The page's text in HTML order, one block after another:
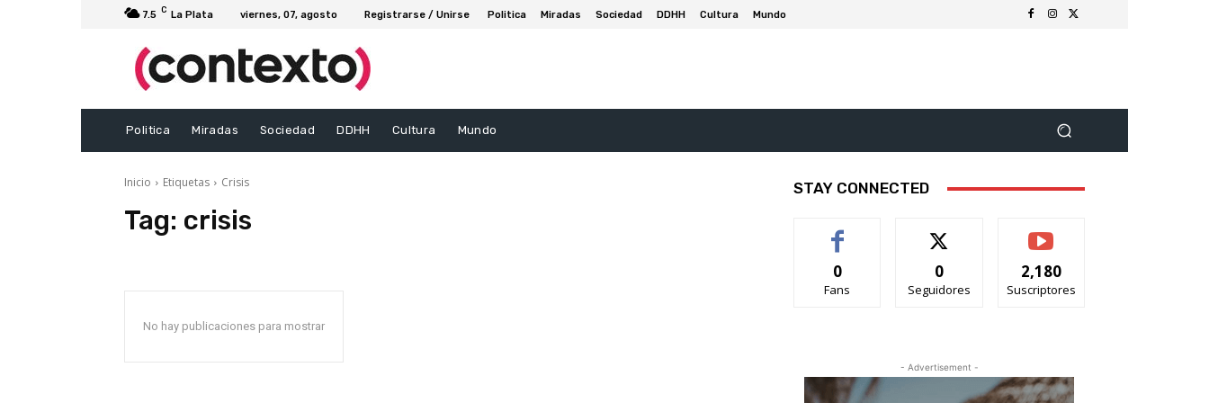
7.5 C La Plata viernes, 07, agosto Registrarse / Unirse Politica Miradas Sociedad DDHH Cultura Mundo
Politica Miradas Sociedad DDHH Cultura Mundo
Inicio Etiquetas Crisis
Tag: crisis
No hay publicaciones para mostrar
STAY CONNECTED
0
Fans
0
Seguidores
2,180
Suscriptores
- Advertisement -